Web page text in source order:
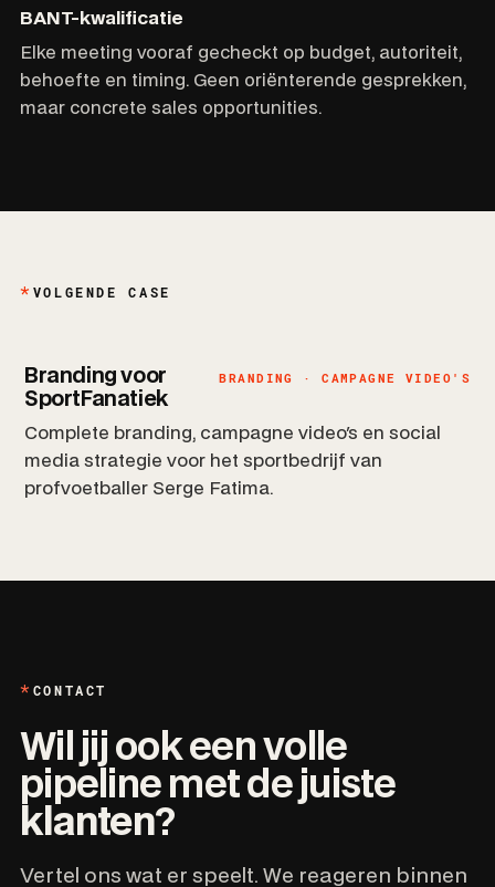
BANT-kwalificatie
Elke meeting vooraf gecheckt op budget, autoriteit,
behoefte en timing. Geen oriënterende gesprekken,
maar concrete sales opportunities.
VOLGENDE CASE
Branding voor
SportFanatiek
BRANDING · CAMPAGNE VIDEO'S
Complete branding, campagne video's en social
media strategie voor het sportbedrijf van
profvoetballer Serge Fatima.
CONTACT
Wil jij ook een volle
pipeline met de juiste
klanten?
Vertel ons wat er speelt. We reageren binnen